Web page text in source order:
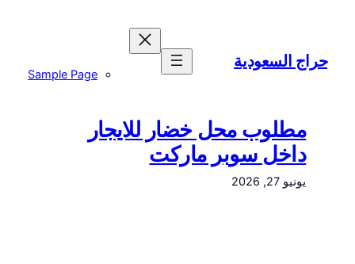
المحتوى
حراج السعودية
Sample Page
مطلوب محل خضار للايجار
داخل سوبر ماركت
يونيو 27, 2026